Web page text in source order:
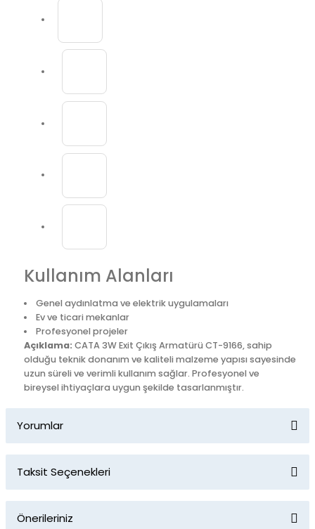
Kullanım Alanları
Genel aydınlatma ve elektrik uygulamaları
Ev ve ticari mekanlar
Profesyonel projeler
Açıklama: CATA 3W Exit Çıkış Armatürü CT-9166, sahip
olduğu teknik donanım ve kaliteli malzeme yapısı sayesinde
uzun süreli ve verimli kullanım sağlar. Profesyonel ve
bireysel ihtiyaçlara uygun şekilde tasarlanmıştır.
Yorumlar
Taksit Seçenekleri
Önerileriniz